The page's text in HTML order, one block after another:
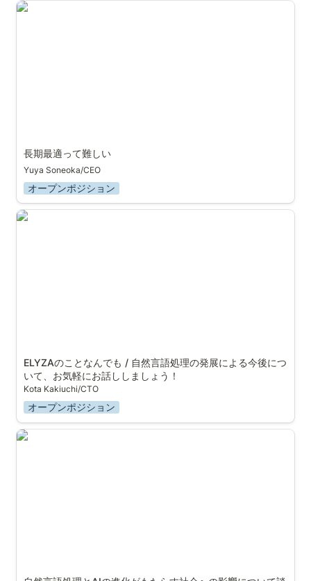
長期最適って難しい
長期最適って難しい
Yuya Soneoka/CEO
オープンポジション
ELYZAのことなんでも / 自然言語処理の発展による今
ELYZAのことなんでも / 自然言語処理の発展による今後につ
いて、お気軽にお話ししましょう！
Kota Kakiuchi/CTO
オープンポジション
自然言語処理とAIの進化がもたらす社会への影響につい